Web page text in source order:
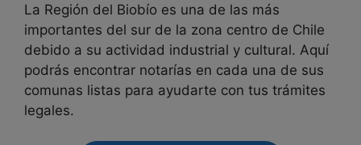
La Región del Biobío es una de las más
importantes del sur de la zona centro de Chile
debido a su actividad industrial y cultural. Aquí
podrás encontrar notarías en cada una de sus
comunas listas para ayudarte con tus trámites
legales.